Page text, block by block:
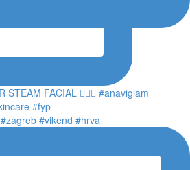
#vikend #hrva